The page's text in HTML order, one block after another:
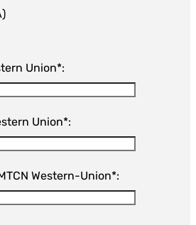
Union*:
Union*:
Western-Union*: